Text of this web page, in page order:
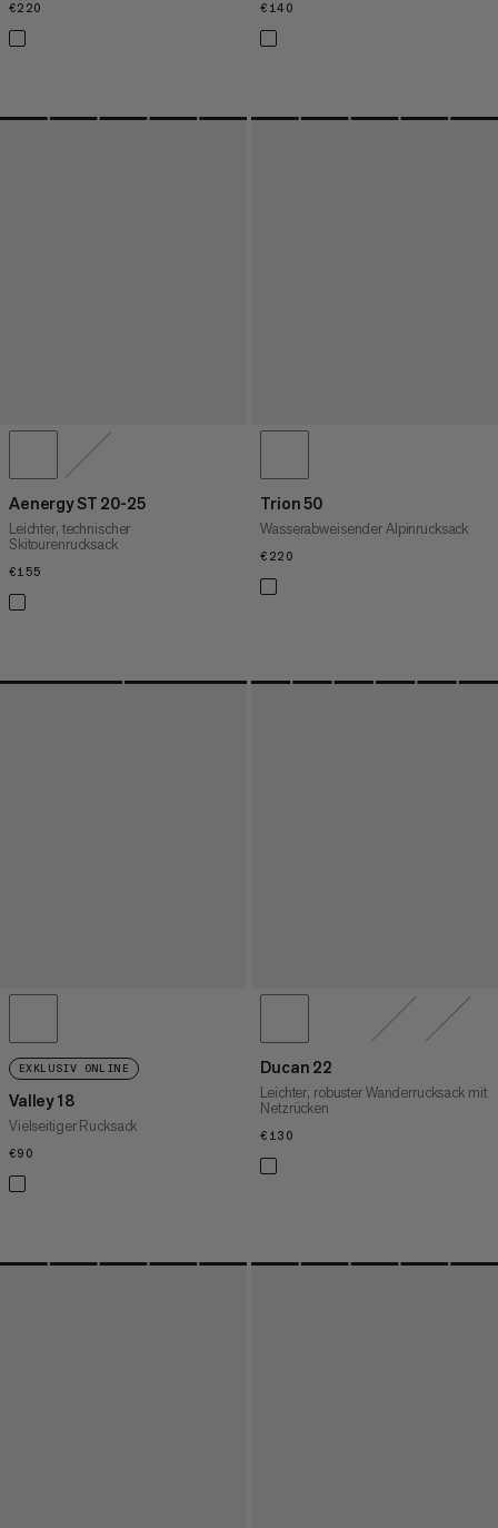
€220 €140
Aenergy ST 20-25
Leichter, technischer
Skitourenrucksack
€155
Trion 50
Wasserabweisender Alpinrucksack
€220
EXKLUSIV ONLINE
Valley 18
Vielseitiger Rucksack
€90
Ducan 22
Leichter, robuster Wanderrucksack mit
Netzrücken
€130